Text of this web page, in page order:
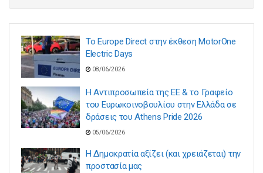
Το Europe Direct στην έκθεση MotorOne
Electric Days
08/06/2026
Η Αντιπροσωπεία της ΕΕ & το Γραφείο
του Ευρωκοινοβουλίου στην Ελλάδα σε
δράσεις του Athens Pride 2026
05/06/2026
Η Δημοκρατία αξίζει (και χρειάζεται) την
προστασία μας